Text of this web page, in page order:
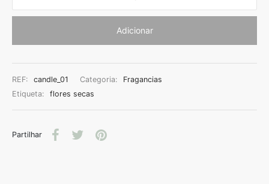
Adicionar
REF: candle_01 Categoria:
Fragancias
Etiqueta:
flores secas
Partilhar